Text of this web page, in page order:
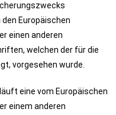
Europäischen
einen anderen
welchen der für die
vorgesehen wurde.
eine vom Europäischen
einem anderen